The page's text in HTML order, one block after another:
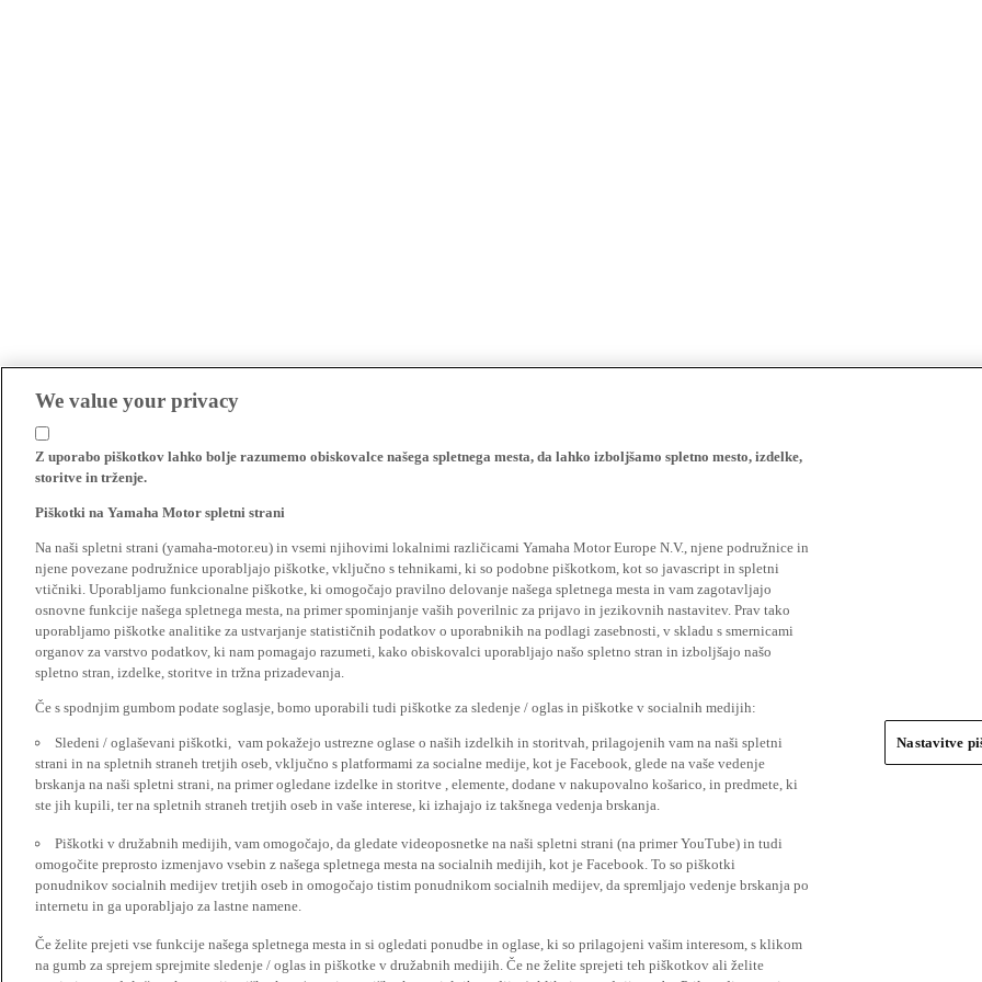
We value your privacy
Z uporabo piškotkov lahko bolje razumemo obiskovalce našega spletnega mesta, da lahko izboljšamo spletno mesto, izdelke,
storitve in trženje.
Piškotki na Yamaha Motor spletni strani
Na naši spletni strani (yamaha-motor.eu) in vsemi njihovimi lokalnimi različicami Yamaha Motor Europe N.V., njene podružnice in
njene povezane podružnice uporabljajo piškotke, vključno s tehnikami, ki so podobne piškotkom, kot so javascript in spletni
vtičniki. Uporabljamo funkcionalne piškotke, ki omogočajo pravilno delovanje našega spletnega mesta in vam zagotavljajo
osnovne funkcije našega spletnega mesta, na primer spominjanje vaših poverilnic za prijavo in jezikovnih nastavitev. Prav tako
uporabljamo piškotke analitike za ustvarjanje statističnih podatkov o uporabnikih na podlagi zasebnosti, v skladu s smernicami
organov za varstvo podatkov, ki nam pomagajo razumeti, kako obiskovalci uporabljajo našo spletno stran in izboljšajo našo
spletno stran, izdelke, storitve in tržna prizadevanja.
Če s spodnjim gumbom podate soglasje, bomo uporabili tudi piškotke za sledenje / oglas in piškotke v socialnih medijih:
Sledeni / oglaševani piškotki, vam pokažejo ustrezne oglase o naših izdelkih in storitvah, prilagojenih vam na naši spletni
strani in na spletnih straneh tretjih oseb, vključno s platformami za socialne medije, kot je Facebook, glede na vaše vedenje
brskanja na naši spletni strani, na primer ogledane izdelke in storitve , elemente, dodane v nakupovalno košarico, in predmete, ki
ste jih kupili, ter na spletnih straneh tretjih oseb in vaše interese, ki izhajajo iz takšnega vedenja brskanja.
Piškotki v družabnih medijih, vam omogočajo, da gledate videoposnetke na naši spletni strani (na primer YouTube) in tudi
omogočite preprosto izmenjavo vsebin z našega spletnega mesta na socialnih medijih, kot je Facebook. To so piškotki
ponudnikov socialnih medijev tretjih oseb in omogočajo tistim ponudnikom socialnih medijev, da spremljajo vedenje brskanja po
internetu in ga uporabljajo za lastne namene.
Če želite prejeti vse funkcije našega spletnega mesta in si ogledati ponudbe in oglase, ki so prilagojeni vašim interesom, s klikom
na gumb za sprejem sprejmite sledenje / oglas in piškotke v družabnih medijih. Če ne želite sprejeti teh piškotkov ali želite
Nastavitve